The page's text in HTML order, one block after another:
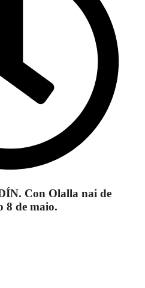
Con Olalla nai de
8 de maio.